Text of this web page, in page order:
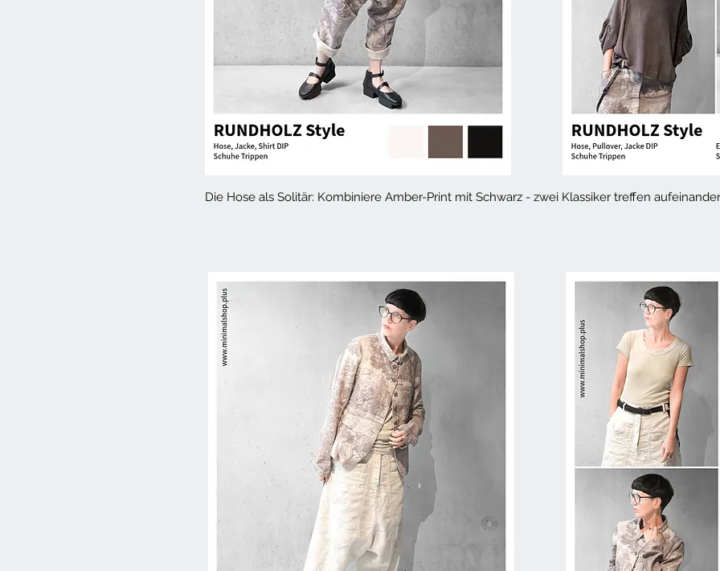
Die Hose als Solitär: Kombiniere Amber-Print mit Schwarz - zwei Klassiker treffen aufeinander